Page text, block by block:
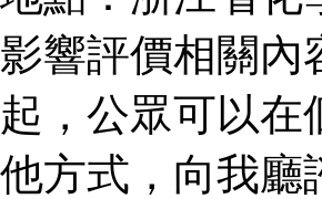
影響評價相關內
起，公眾可以在
他方式，向我廳